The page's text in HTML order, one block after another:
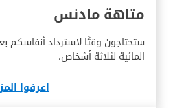
متاهة مادنس
ستحتاجون وقتًا لاسترداد أنفاسكم
المائية لثلاثة أشخاص.
اعرفوا